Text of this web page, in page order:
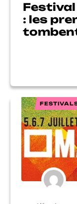
Festival
: les